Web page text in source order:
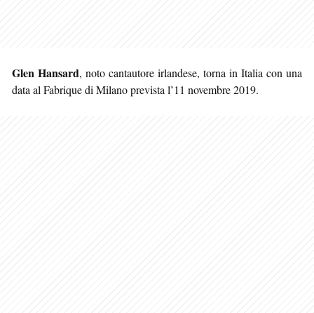
Glen Hansard, noto cantautore irlandese, torna in Italia con una
data al Fabrique di Milano prevista l’11 novembre 2019.